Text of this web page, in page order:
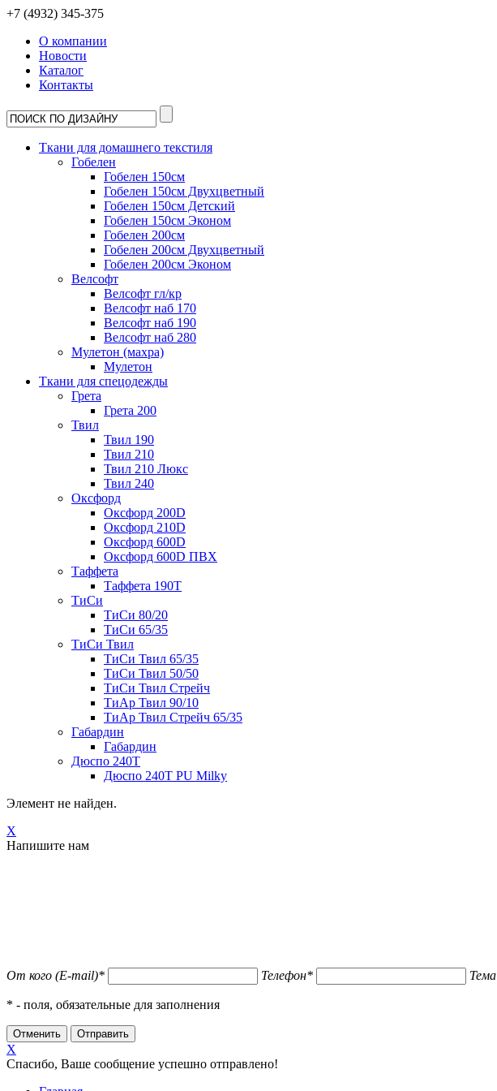
+7 (4932) 345-375
О компании
Новости
Каталог
Контакты
Ткани для домашнего текстиля
Гобелен
Гобелен 150см
Гобелен 150см Двухцветный
Гобелен 150см Детский
Гобелен 150см Эконом
Гобелен 200см
Гобелен 200см Двухцветный
Гобелен 200см Эконом
Велсофт
Велсофт гл/кр
Велсофт наб 170
Велсофт наб 190
Велсофт наб 280
Мулетон (махра)
Мулетон
Ткани для спецодежды
Грета
Грета 200
Твил
Твил 190
Твил 210
Твил 210 Люкс
Твил 240
Оксфорд
Оксфорд 200D
Оксфорд 210D
Оксфорд 600D
Оксфорд 600D ПВХ
Таффета
Таффета 190T
ТиСи
ТиСи 80/20
ТиСи 65/35
ТиСи Твил
ТиСи Твил 65/35
ТиСи Твил 50/50
ТиСи Твил Стрейч
ТиАр Твил 90/10
ТиАр Твил Стрейч 65/35
Габардин
Габардин
Дюспо 240Т
Дюспо 240Т PU Milky
Элемент не найден.
X
Напишите нам
От кого (E-mail)* Телефон* Тема
* - поля, обязательные для заполнения
X
Спасибо, Ваше сообщение успешно отправлено!